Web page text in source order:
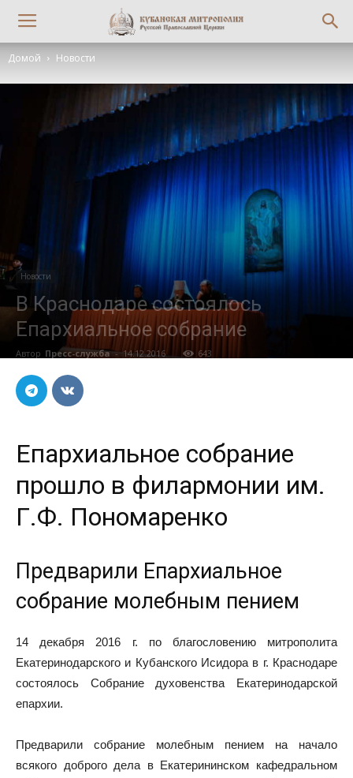
Домой Новости
Новости
В Краснодаре состоялось
Епархиальное собрание
Автор Пресс-служба - 14.12.2016 643
Епархиальное собрание
прошло в филармонии им.
Г.Ф. Пономаренко
Предварили Епархиальное
собрание молебным пением
14 декабря 2016 г. по благословению митрополита
Екатеринодарского и Кубанского Исидора в г. Краснодаре
состоялось Собрание духовенства Екатеринодарской
епархии.
Предварили собрание молебным пением на начало
всякого доброго дела в Екатерининском кафедральном